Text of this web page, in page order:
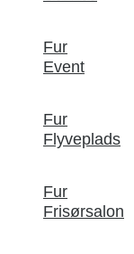
Fur
Event
Fur
Flyveplads
Fur
Frisørsalon